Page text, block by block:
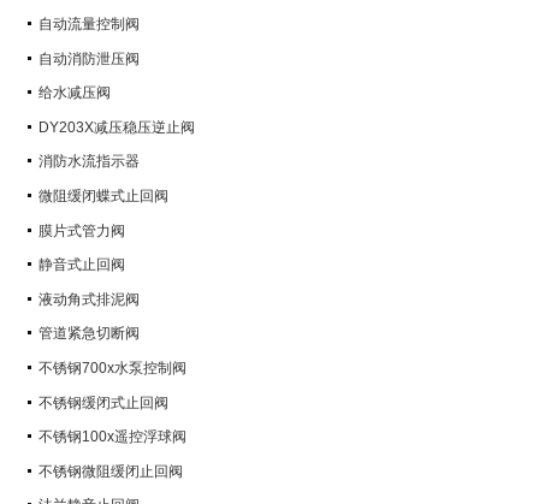
自动流量控制阀
自动消防泄压阀
给水减压阀
DY203X减压稳压逆止阀
消防水流指示器
微阻缓闭蝶式止回阀
膜片式管力阀
静音式止回阀
液动角式排泥阀
管道紧急切断阀
不锈钢700x水泵控制阀
不锈钢缓闭式止回阀
不锈钢100x遥控浮球阀
不锈钢微阻缓闭止回阀